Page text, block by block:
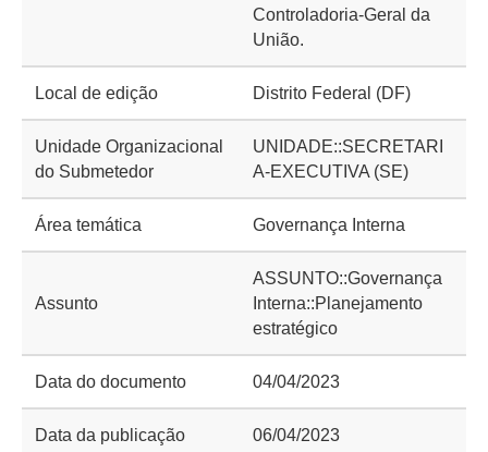
Controladoria-Geral da
União.
Local de edição Distrito Federal (DF)
Unidade Organizacional
do Submetedor
UNIDADE::SECRETARI
A-EXECUTIVA (SE)
Área temática Governança Interna
Assunto
ASSUNTO::Governança
Interna::Planejamento
estratégico
Data do documento 04/04/2023
Data da publicação 06/04/2023